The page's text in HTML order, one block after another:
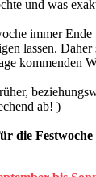
und was
immer Ende
lassen.
kommenden
ab! )
die Festwoche